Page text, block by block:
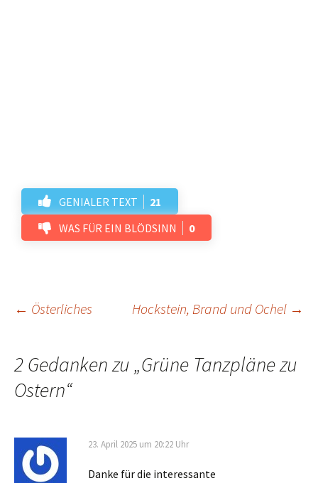
GENIALER TEXT
21
WAS FÜR EIN BLÖDSINN
0
Beitrags-
Navigation
← Österliches Hockstein, Brand und Ochel →
2 Gedanken zu „Grüne Tanzpläne zu
Ostern“
23. April 2025 um 20:22 Uhr
Danke für die interessante